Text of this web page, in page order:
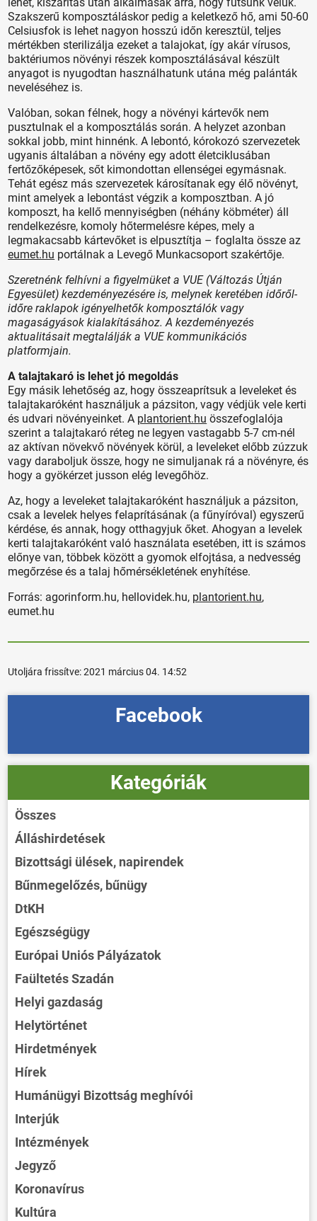
lehet, kiszárítás után alkalmasak arra, hogy fűtsünk velük.
Szakszerű komposztáláskor pedig a keletkező hő, ami 50-60
Celsiusfok is lehet nagyon hosszú időn keresztül, teljes
mértékben sterilizálja ezeket a talajokat, így akár vírusos,
baktériumos növényi részek komposztálásával készült
anyagot is nyugodtan használhatunk utána még palánták
neveléséhez is.
Valóban, sokan félnek, hogy a növényi kártevők nem
pusztulnak el a komposztálás során. A helyzet azonban
sokkal jobb, mint hinnénk. A lebontó, kórokozó szervezetek
ugyanis általában a növény egy adott életciklusában
fertőzőképesek, sőt kimondottan ellenségei egymásnak.
Tehát egész más szervezetek károsítanak egy élő növényt,
mint amelyek a lebontást végzik a komposztban. A jó
komposzt, ha kellő mennyiségben (néhány köbméter) áll
rendelkezésre, komoly hőtermelésre képes, mely a
legmakacsabb kártevőket is elpusztítja – foglalta össze az
eumet.hu portálnak a Levegő Munkacsoport szakértője.
Szeretnénk felhívni a figyelmüket a VUE (Változás Útján
Egyesület) kezdeményezésére is, melynek keretében időről-
időre raklapok igényelhetők komposztálók vagy
magaságyások kialakításához. A kezdeményezés
aktualitásait megtalálják a VUE kommunikációs
platformjain.
A talajtakaró is lehet jó megoldás
Egy másik lehetőség az, hogy összeaprítsuk a leveleket és
talajtakaróként használjuk a pázsiton, vagy védjük vele kerti
és udvari növényeinket. A plantorient.hu összefoglalója
szerint a talajtakaró réteg ne legyen vastagabb 5-7 cm-nél
az aktívan növekvő növények körül, a leveleket előbb zúzzuk
vagy daraboljuk össze, hogy ne simuljanak rá a növényre, és
hogy a gyökérzet jusson elég levegőhöz.
Az, hogy a leveleket talajtakaróként használjuk a pázsiton,
csak a levelek helyes felaprításának (a fűnyíróval) egyszerű
kérdése, és annak, hogy otthagyjuk őket. Ahogyan a levelek
kerti talajtakaróként való használata esetében, itt is számos
előnye van, többek között a gyomok elfojtása, a nedvesség
megőrzése és a talaj hőmérsékletének enyhítése.
Forrás: agorinform.hu, hellovidek.hu, plantorient.hu,
eumet.hu
Utoljára frissítve:2021 március 04. 14:52
Facebook
Kategóriák
Összes
Álláshirdetések
Bizottsági ülések, napirendek
Bűnmegelőzés, bűnügy
DtKH
Egészségügy
Európai Uniós Pályázatok
Faültetés Szadán
Helyi gazdaság
Helytörténet
Hirdetmények
Hírek
Humánügyi Bizottság meghívói
Interjúk
Intézmények
Jegyző
Koronavírus
Kultúra